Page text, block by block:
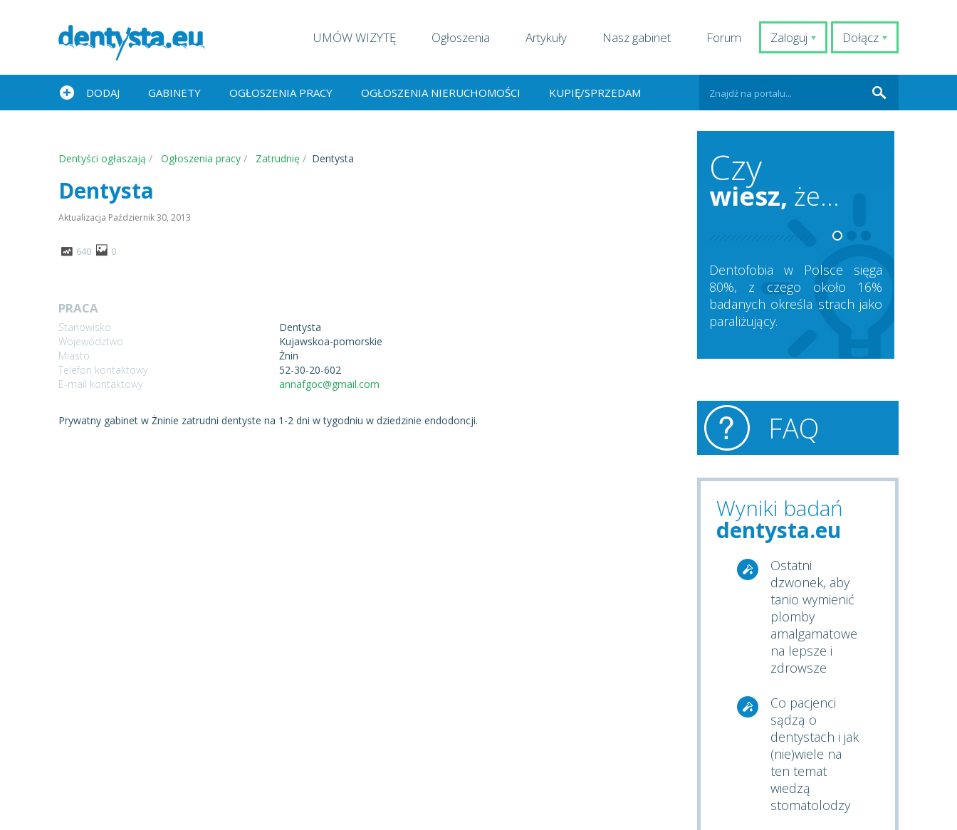
Dołącz
Zaloguj
UMÓW WIZYTĘ Ogłoszenia Artykuły Nasz gabinet Forum
DODAJ GABINETY OGŁOSZENIA PRACY OGŁOSZENIA NIERUCHOMOŚCI KUPIĘ/SPRZEDAM
Dentyści ogłaszają Ogłoszenia pracy Zatrudnię Dentysta
Dentysta
Aktualizacja Październik 30, 2013
640 0
PRACA
Stanowisko
Dentysta
Województwo
Kujawskoa-pomorskie
Miasto
Żnin
Telefon kontaktowy
52-30-20-602
E-mail kontaktowy
annafgoc@gmail.com
Prywatny gabinet w Żninie zatrudni dentyste na 1-2 dni w tygodniu w dziedzinie endodoncji.
Czy
wiesz, że...
Dentofobia w Polsce sięga
80%, z czego około 16%
badanych określa strach jako
paraliżujący.
FAQ
Wyniki badań
dentysta.eu
Ostatni
dzwonek, aby
tanio wymienić
plomby
amalgamatowe
na lepsze i
zdrowsze
Co pacjenci
sądzą o
dentystach i jak
(nie)wiele na
ten temat
wiedzą
stomatolodzy